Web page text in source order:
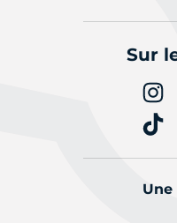
Sur
Une